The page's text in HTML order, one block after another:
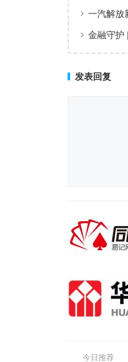
一次浪尖
一汽解放
金融守护
发表回复
今日推荐